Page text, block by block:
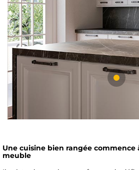
Une cuisine bien rangée commence
meuble